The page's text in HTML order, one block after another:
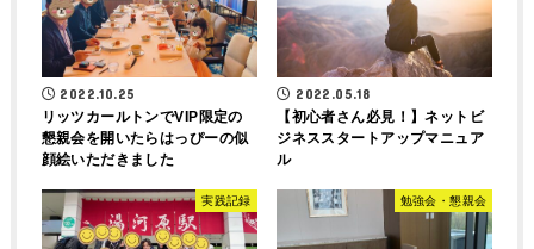
2022.10.25
リッツカールトンでVIP限定の
懇親会を開いたらはっぴーの似
顔絵いただきました
2022.05.18
【初心者さん必見！】ネットビ
ジネススタートアップマニュア
ル
実践記録 勉強会・懇親会